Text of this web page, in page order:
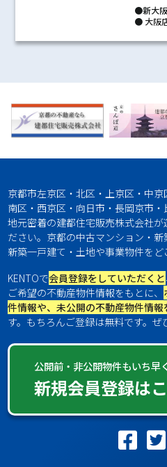
●新大
●大阪
京都市左京区・北区・上京区・中
南区・西京区・向日市・長岡京市・
地元密着の建都住宅販売株式会社が
ださい。京都の中古マンション・
新築一戸建て・土地や事業物件をど
KENTOで会員登録をしていただくと
ご希望の不動産物件情報をもとに、
件情報や、未公開の不動産物件情
す。もちろんご登録は無料です。ぜ
公開前・非公開物件もいち早
新規会員登録は